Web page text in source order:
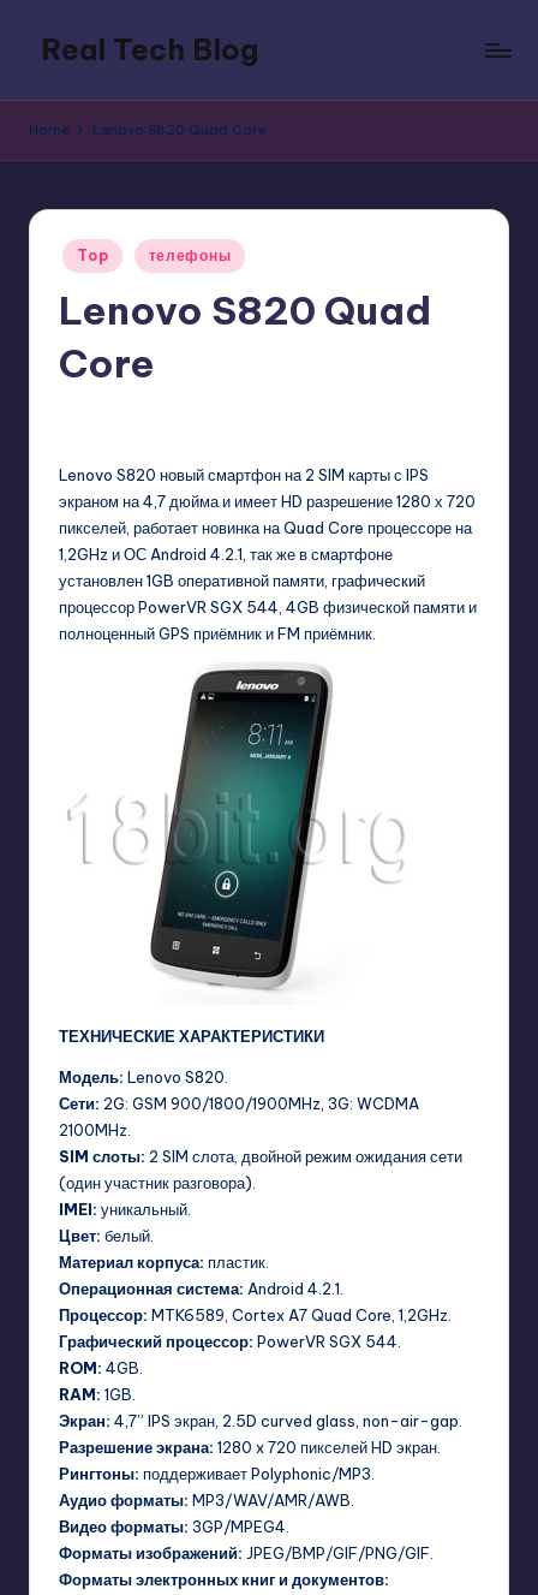
content
Real Tech Blog
on
and
digital
policy.
Home Lenovo S820 Quad Core
Posted
in
Top телефоны
Lenovo S820 Quad
Core
Lenovo S820 новый смартфон на 2 SIM карты с IPS
экраном на 4,7 дюйма и имеет HD разрешение 1280 х 720
пикселей, работает новинка на Quad Core процессоре на
1,2GHz и ОС Android 4.2.1, так же в смартфоне
установлен 1GB оперативной памяти, графический
процессор PowerVR SGX 544, 4GB физической памяти и
полноценный GPS приёмник и FM приёмник.
ТЕХНИЧЕСКИЕ ХАРАКТЕРИСТИКИ
Модель: Lenovo S820.
Сети: 2G: GSM 900/1800/1900MHz, 3G: WCDMA
2100MHz.
SIM слоты: 2 SIM слота, двойной режим ожидания сети
(один участник разговора).
IMEI: уникальный.
Цвет: белый.
Материал корпуса: пластик.
Операционная система: Android 4.2.1.
Процессор: MTK6589, Cortex A7 Quad Core, 1,2GHz.
Графический процессор: PowerVR SGX 544.
ROM: 4GB.
RAM: 1GB.
Экран: 4,7” IPS экран, 2.5D curved glass, non-air-gap.
Разрешение экрана: 1280 x 720 пикселей HD экран.
Рингтоны: поддерживает Polyphonic/MP3.
Аудио форматы: MP3/WAV/AMR/AWB.
Видео форматы: 3GP/MPEG4.
Форматы изображений: JPEG/BMP/GIF/PNG/GIF.
Форматы электронных книг и документов: